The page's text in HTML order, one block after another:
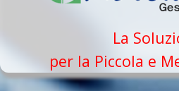
La
per la Piccola e